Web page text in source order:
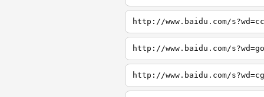
http://www.baidu.com/
http://www.baidu.com/
http://www.baidu.com/